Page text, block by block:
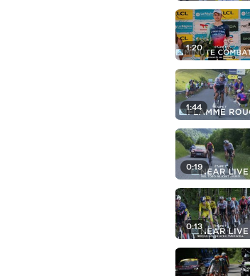
1:20
1:44
0:19
0:13